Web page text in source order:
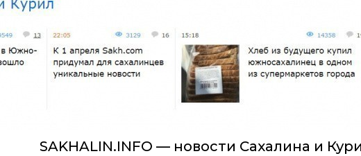
SAKHALIN.INFO — новости Сахалина и